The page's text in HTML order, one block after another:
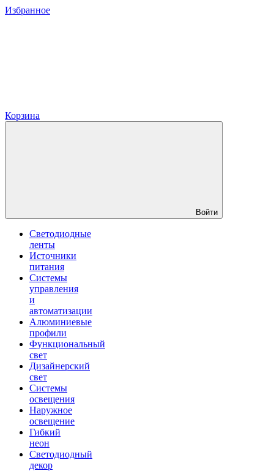
Избранное
Корзина
Войти
Светодиодные
ленты
Источники
питания
Системы
управления
и
автоматизации
Алюминиевые
профили
Функциональный
свет
Дизайнерский
свет
Системы
освещения
Наружное
освещение
Гибкий
неон
Светодиодный
декор